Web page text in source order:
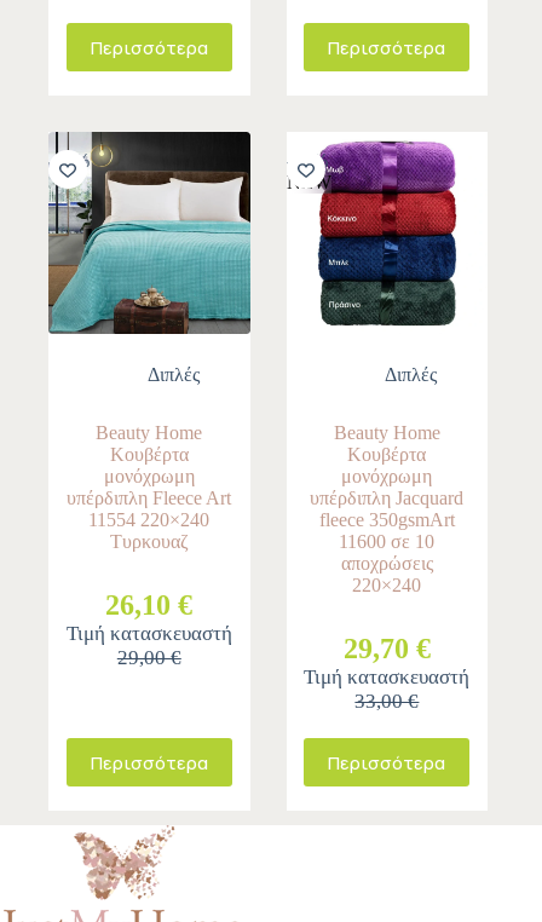
Περισσότερα Περισσότερα
-10%
Διπλές
Beauty Home
Κουβέρτα
μονόχρωμη
υπέρδιπλη Fleece Art
11554 220×240
Τυρκουαζ
26,10 €
Τιμή κατασκευαστή
29,00 €
Περισσότερα
-10%
NEW
Διπλές
Beauty Home
Κουβέρτα
μονόχρωμη
υπέρδιπλη Jacquard
fleece 350gsmArt
11600 σε 10
αποχρώσεις
220×240
29,70 €
Τιμή κατασκευαστή
33,00 €
Περισσότερα